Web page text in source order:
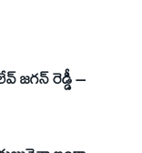
జగన్ రెడ్డీ –